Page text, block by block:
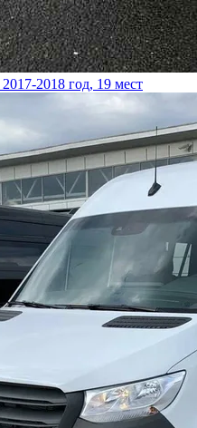
2017-2018 год, 19 мест